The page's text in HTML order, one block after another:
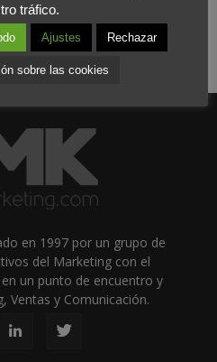
en 1997 por un grupo de
del Marketing con el
un punto de encuentro y
Ventas y Comunicación.
tráfico.
Ajustes Rechazar
sobre las cookies